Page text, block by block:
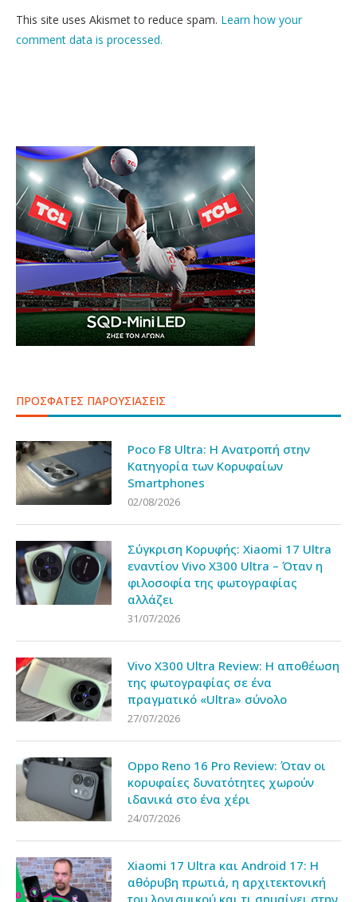
This site uses Akismet to reduce spam. Learn how your
comment data is processed.
ΠΡΟΣΦΑΤΕΣ ΠΑΡΟΥΣΙΑΣΕΙΣ
Poco F8 Ultra: Η Ανατροπή στην
Κατηγορία των Κορυφαίων
Smartphones
02/08/2026
Σύγκριση Κορυφής: Xiaomi 17 Ultra
εναντίον Vivo X300 Ultra – Όταν η
φιλοσοφία της φωτογραφίας
αλλάζει
31/07/2026
Vivo X300 Ultra Review: Η αποθέωση
της φωτογραφίας σε ένα
πραγματικό «Ultra» σύνολο
27/07/2026
Oppo Reno 16 Pro Review: Όταν οι
κορυφαίες δυνατότητες χωρούν
ιδανικά στο ένα χέρι
24/07/2026
Xiaomi 17 Ultra και Android 17: Η
αθόρυβη πρωτιά, η αρχιτεκτονική